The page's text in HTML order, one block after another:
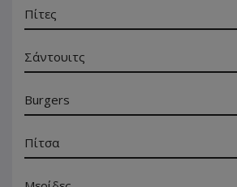
Πίτες
Σάντουιτς
Burgers
Πίτσα